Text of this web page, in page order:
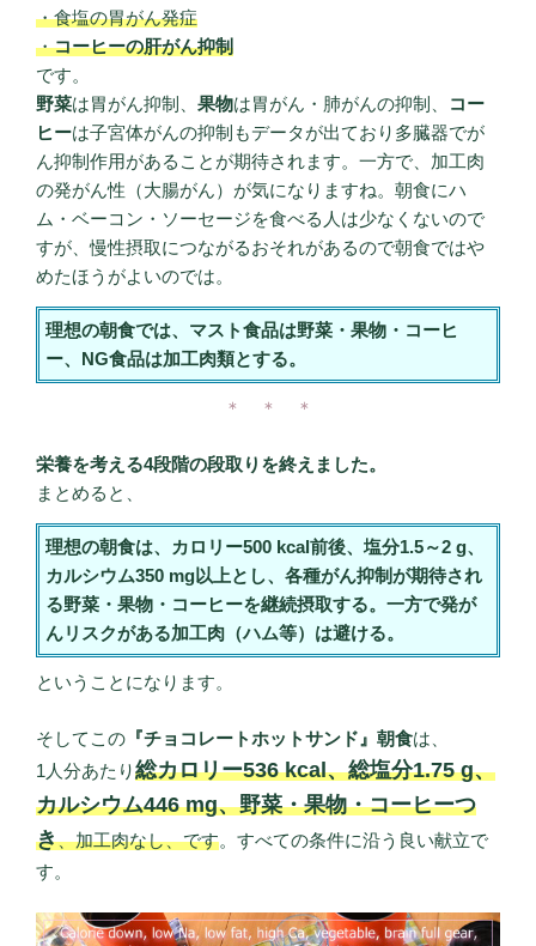
・食塩の胃がん発症
・コーヒーの肝がん抑制
です。
野菜は胃がん抑制、 果物は胃がん・肺がんの抑制、
コー
ヒーは子宮体がんの抑制もデータが出ており多臓器でが
ん抑制作用があることが期待されます。一方で、加工肉
の発がん性（大腸がん）が気になりますね。朝食にハ
ム・ベーコン・ソーセージを食べる人は少なくないので
すが、慢性摂取につながるおそれがあるので朝食ではや
めたほうがよいのでは。
理想の朝食では、マスト食品は野菜・果物・コーヒ
ー、NG食品は加工肉類とする。
＊ ＊ ＊
栄養を考える4段階の段取りを終えました。
まとめると、
理想の朝食は、カロリー500 kcal前後、塩分1.5～2 g、
カルシウム350 mg以上とし、各種がん抑制が期待され
る野菜・果物・コーヒーを継続摂取する。一方で発が
んリスクがある加工肉（ハム等）は避ける。
ということになります。
そしてこの 『チョコレートホットサンド』朝食は、
1人分あたり総カロリー536 kcal、総塩分1.75 g、
カルシウム446 mg、野菜・果物・コーヒーつ
き、加工肉なし、です。すべての条件に沿う良い献立で
す。